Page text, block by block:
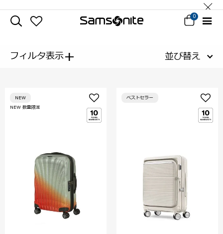
0
フィルタ表示+ 並び替え
NEW 数量限定
NEW ベストセラー